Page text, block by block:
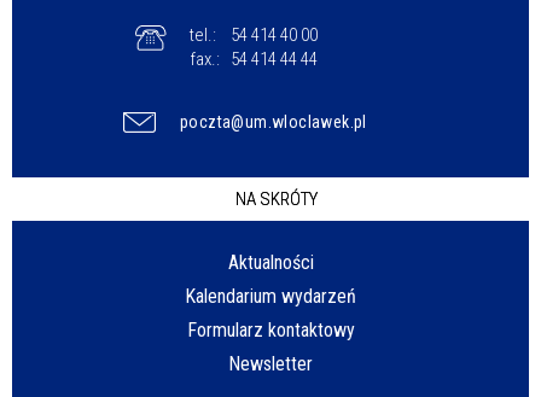
tel.:
54 414 40 00
fax.:
54 414 44 44
poczta@um.wloclawek.pl
NA SKRÓTY
Aktualności
Kalendarium wydarzeń
Formularz kontaktowy
Newsletter